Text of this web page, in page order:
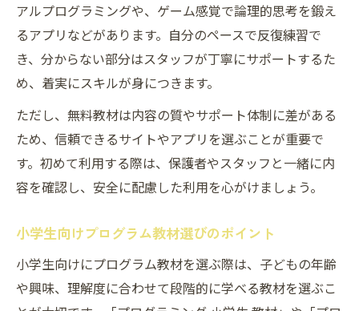
アルプログラミングや、ゲーム感覚で論理的思考を鍛え
るアプリなどがあります。自分のペースで反復練習で
き、分からない部分はスタッフが丁寧にサポートするた
め、着実にスキルが身につきます。
ただし、無料教材は内容の質やサポート体制に差がある
ため、信頼できるサイトやアプリを選ぶことが重要で
す。初めて利用する際は、保護者やスタッフと一緒に内
容を確認し、安全に配慮した利用を心がけましょう。
小学生向けプログラム教材選びのポイント
小学生向けにプログラム教材を選ぶ際は、子どもの年齢
や興味、理解度に合わせて段階的に学べる教材を選ぶこ